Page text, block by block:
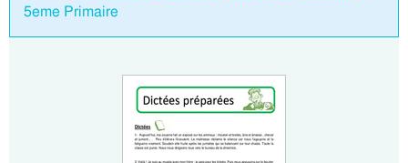
5eme Primaire